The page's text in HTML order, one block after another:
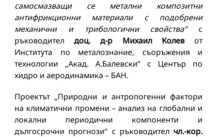
самосмазващи се метални композитни
антифрикционни материали с подобрени
механични и трибологични свойства“с
ръководителдоц. д-р Михаил Колевот
Института по металознание, съоръжения и
технологии „Акад. А.Балевски“ с Център по
хидро и аеродинамика – БАН.
Проектът „Природни и антропогенни фактори
на климатични промени – анализ на глобални и
локални периодични компоненти и
дългосрочни прогнози“ с ръководител чл.-кор.